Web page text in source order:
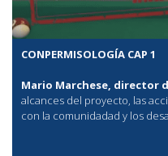
CONPERMISOLOGÍA CAP 1
Mario Marchese, director
alcances del proyecto, las
con la comunidadad y los